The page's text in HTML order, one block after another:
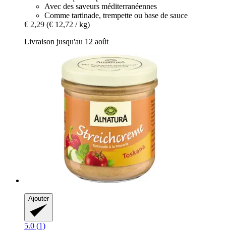
Avec des saveurs méditerranéennes
Comme tartinade, trempette ou base de sauce
€ 2,29 (€ 12,72 / kg)
Livraison jusqu'au 12 août
Ajouter
5.0 (1)